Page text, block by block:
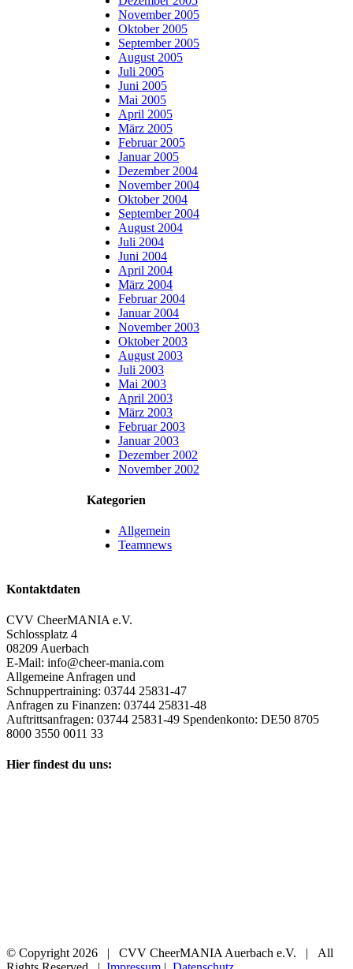
November 2005
Oktober 2005
September 2005
August 2005
Juli 2005
Juni 2005
Mai 2005
April 2005
März 2005
Februar 2005
Januar 2005
Dezember 2004
November 2004
Oktober 2004
September 2004
August 2004
Juli 2004
Juni 2004
April 2004
März 2004
Februar 2004
Januar 2004
November 2003
Oktober 2003
August 2003
Juli 2003
Mai 2003
April 2003
März 2003
Februar 2003
Januar 2003
Dezember 2002
November 2002
Kategorien
Allgemein
Teamnews
Kontaktdaten
CVV CheerMANIA e.V.
Schlossplatz 4
08209 Auerbach
E-Mail: info@cheer-mania.com
Allgemeine Anfragen und
Schnuppertraining: 03744 25831-47
Anfragen zu Finanzen: 03744 25831-48
Auftrittsanfragen: 03744 25831-49 Spendenkonto: DE50 8705
8000 3550 0011 33
Hier findest du uns:
© Copyright 2026 | CVV CheerMANIA Auerbach e.V. | All